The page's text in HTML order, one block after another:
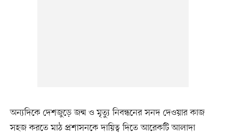
অন্যদিকে দেশজুড়ে জন্ম ও মৃত্যু নিবন্ধনের সনদ দেওয়ার কাজ
সহজ করতে মাঠ প্রশাসনকে দায়িত্ব দিতে আরেকটি আলাদা